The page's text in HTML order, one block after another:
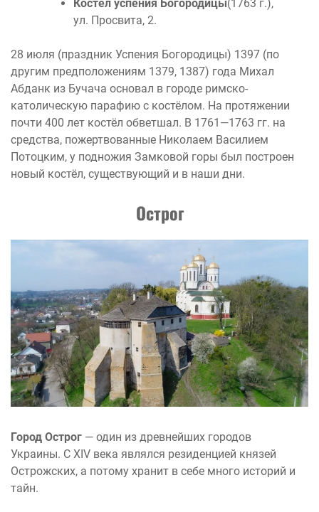
Костёл успения Богородицы(1763 г.),
ул. Просвита, 2.
28 июля (праздник Успения Богородицы) 1397 (по
другим предположениям 1379, 1387) года Михал
Абданк из Бучача основал в городе римско-
католическую парафию с костёлом. На протяжении
почти 400 лет костёл обветшал. В 1761—1763 гг. на
средства, пожертвованные Николаем Василием
Потоцким, у подножия Замковой горы был построен
новый костёл, существующий и в наши дни.
Острог
Город Острог — один из древнейших городов
Украины. С XIV века являлся резиденцией князей
Острожских, а потому хранит в себе много историй и
тайн.